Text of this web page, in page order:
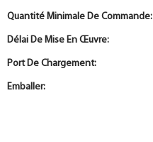
Quantité Minimale De Commande:
Délai De Mise En Œuvre:
Port De Chargement:
Emballer: